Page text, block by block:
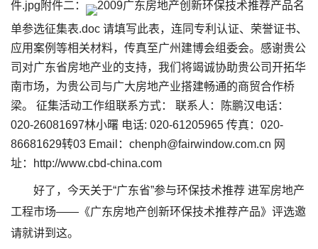
件.jpg附件二：
2009广东房地产创新环保技术推荐产品名
单参选征集表.doc 请填写此表，连同专利认证、荣誉证书、
应用案例等相关材料，传真至广州建博会组委会。感谢贵公
司对广东省房地产业的支持，我们将竭诚协助贵公司开拓华
南市场，为贵公司与广大房地产业搭建畅通的商贸合作桥
梁。 征集活动工作组联系方式： 联系人：陈鹏汉电话：
020-26081697林小曙 电话: 020-61205965 传真：020-
86681629转03 Email： chenph@fairwindow.com.cn 网
址：http://www.cbd-china.com
好了，今天关于“广东省”参与环保技术推荐 进军房地产
工程市场——《广东房地产创新环保技术推荐产品》评选邀
请就讲到这。